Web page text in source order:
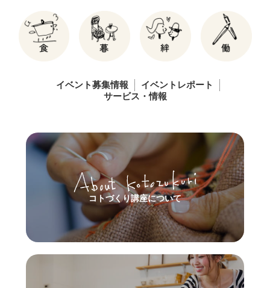
イベント募集情報
イベントレポート
サービス・情報
コトづくり講座について